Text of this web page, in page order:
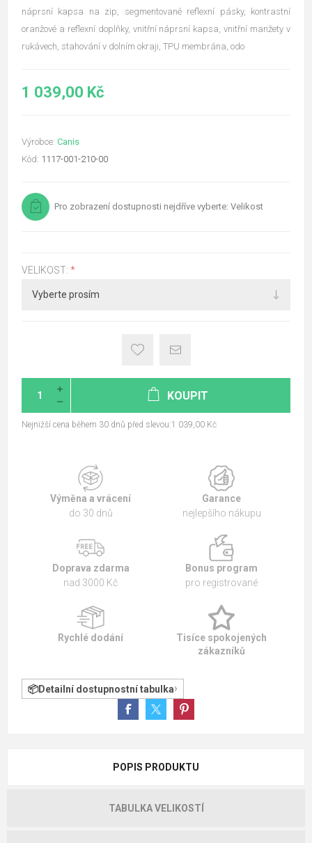
náprsní kapsa na zip, segmentované reflexní pásky, kontrastní
oranžové a reflexní doplňky, vnitřní náprsní kapsa, vnitřní manžety v
rukávech, stahování v dolním okraji, TPU membrána, odo
1 039,00 Kč
Výrobce: Canis
Kód: 1117-001-210-00
Pro zobrazení dostupnosti nejdříve vyberte: Velikost
VELIKOST: *
KOUPIT
Nejnižší cena během 30 dnů před slevou:1 039,00 Kč
Výměna a vrácení
do 30 dnů
Garance
nejlepšího nákupu
Doprava zdarma
nad 3000 Kč
Bonus program
pro registrované
Rychlé dodání
Tisíce spokojených
zákazníků
Detailní dostupnostní tabulka
POPIS PRODUKTU
TABULKA VELIKOSTÍ